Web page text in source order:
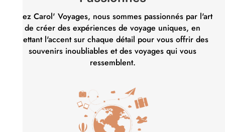
Chez Carol' Voyages, nous sommes passionnés par l'art
de créer des expériences de voyage uniques, en
mettant l'accent sur chaque détail pour vous offrir des
souvenirs inoubliables et des voyages qui vous
ressemblent.